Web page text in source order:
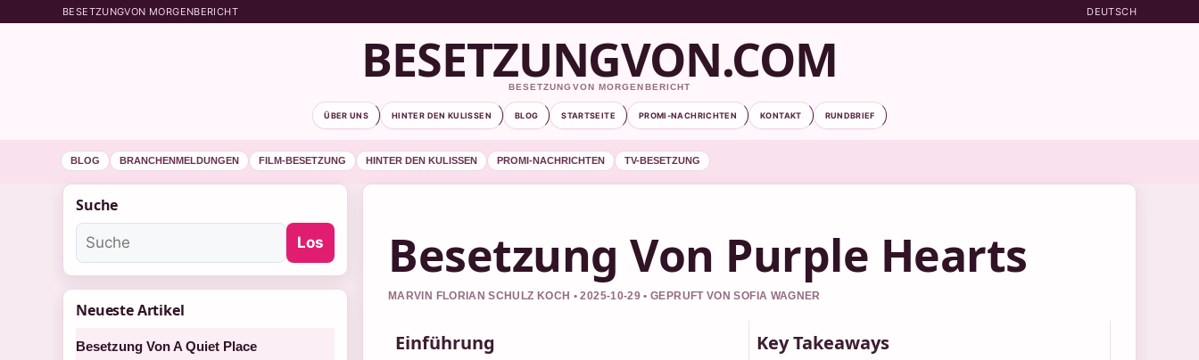
BESETZUNGVON MORGENBERICHT DEUTSCH
BESETZUNGVON.COM
BESETZUNGVON MORGENBERICHT
ÜBER UNS HINTER DEN KULISSEN BLOG STARTSEITE PROMI-NACHRICHTEN KONTAKT RUNDBRIEF
BLOG BRANCHENMELDUNGEN FILM-BESETZUNG HINTER DEN KULISSEN PROMI-NACHRICHTEN TV-BESETZUNG
Besetzung Von Purple Hearts
MARVIN FLORIAN SCHULZ KOCH • 2025-10-29 • GEPRUFT VON SOFIA WAGNER
Einführung
Key Takeaways
Suche
Los
Neueste Artikel
Besetzung Von A Quiet Place